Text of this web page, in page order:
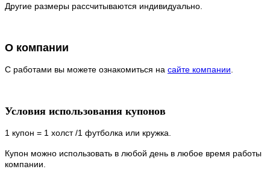
Другие размеры рассчитываются индивидуально.
О компании
С работами вы можете ознакомиться на сайте компании
Условия использования купонов
1 купон = 1 холст /1 футболка или кружка.
Купон можно использовать в любой день в любое время работы
компании.